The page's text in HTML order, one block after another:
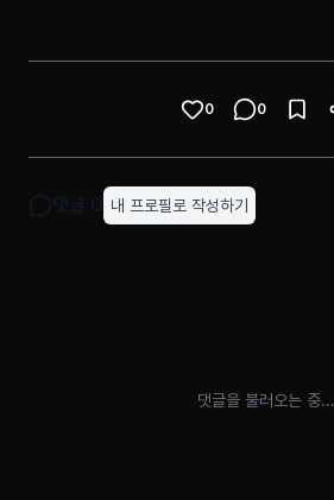
0 0
댓글 0 내 프로필로 작성하기
댓글을 불러오는 중...